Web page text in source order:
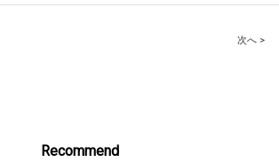
次へ >
Recommend